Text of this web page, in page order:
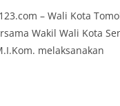
– Wali Kota
Wakil Wali Kota
melaksanakan